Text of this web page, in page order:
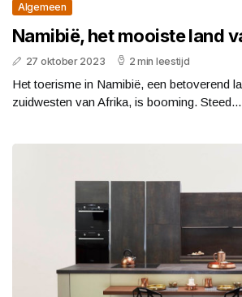
Algemeen
Namibië, het mooiste land
27 oktober 2023 2 min leestijd
Het toerisme in Namibië, een betoverend
zuidwesten van Afrika, is booming. Steed...